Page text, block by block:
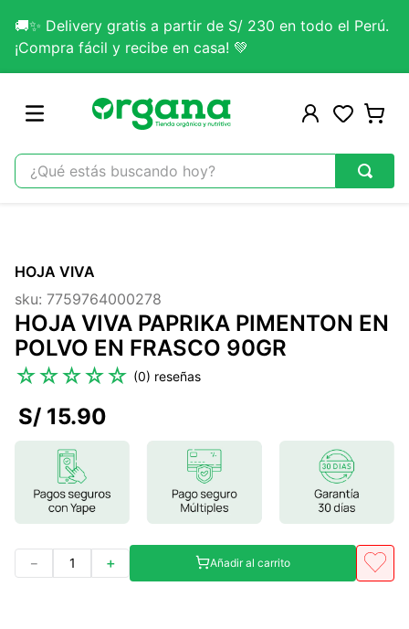
🚚✨ Delivery gratis a partir de S/ 230 en todo el Perú.
¡Compra fácil y recibe en casa! 💚
¿Qué estás buscando hoy?
2.
citrato magnesio
3.
lab nutrition
4.
colageno
5 .
kefir
magnesio
9.
melena leon
HOJA VIVA
sku: 7759764000278
HOJA VIVA PAPRIKA PIMENTON EN
POLVO EN FRASCO 90GR
☆☆☆☆☆ (0)
S/ 15.90
＋
－ Añadir al carrito